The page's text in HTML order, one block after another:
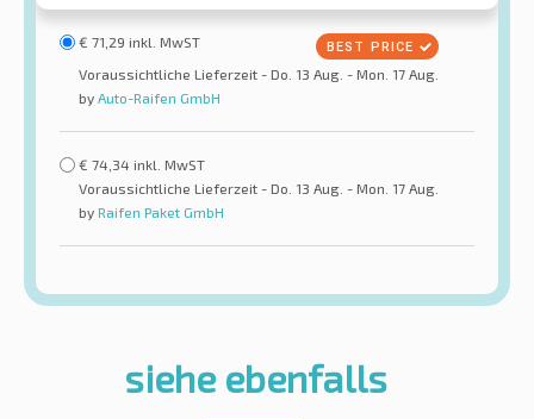
€ 71,29 inkl. MwST
Voraussichtliche Lieferzeit - Do. 13 Aug. - Mon. 17 Aug.
by Auto-Raifen GmbH
€ 74,34 inkl. MwST
Voraussichtliche Lieferzeit - Do. 13 Aug. - Mon. 17 Aug.
by Raifen Paket GmbH
siehe ebenfalls